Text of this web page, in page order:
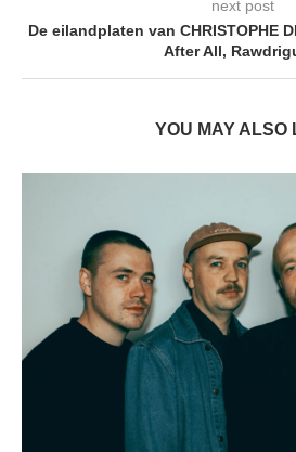
next post
De eilandplaten van CHRISTOPHE
After All,
YOU MAY ALSO